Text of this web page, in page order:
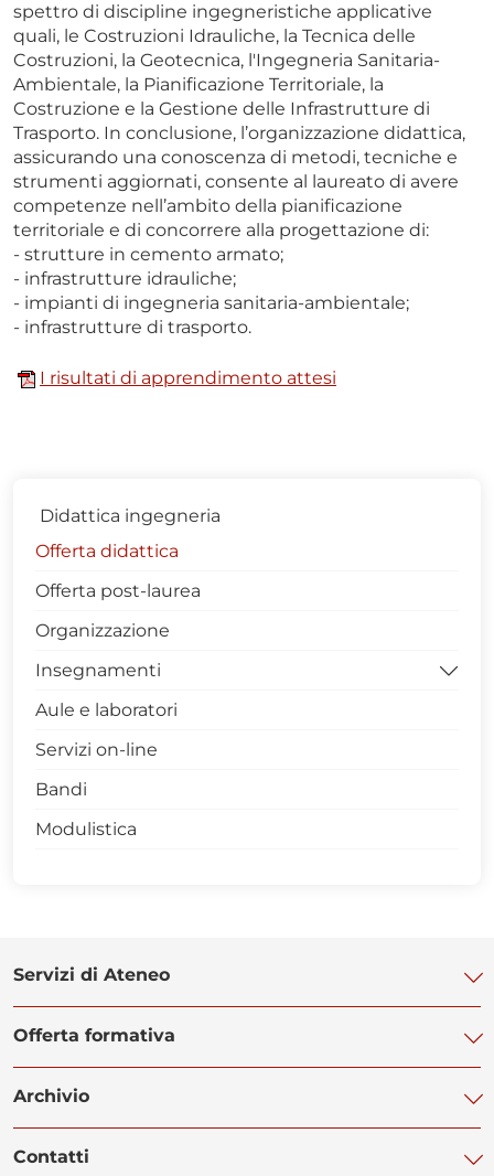
spettro di discipline ingegneristiche applicative
quali, le Costruzioni Idrauliche, la Tecnica delle
Costruzioni, la Geotecnica, l'Ingegneria Sanitaria-
Ambientale, la Pianificazione Territoriale, la
Costruzione e la Gestione delle Infrastrutture di
Trasporto. In conclusione, l’organizzazione didattica,
assicurando una conoscenza di metodi, tecniche e
strumenti aggiornati, consente al laureato di avere
competenze nell’ambito della pianificazione
territoriale e di concorrere alla progettazione di:
- strutture in cemento armato;
- infrastrutture idrauliche;
- impianti di ingegneria sanitaria-ambientale;
- infrastrutture di trasporto.
I risultati di apprendimento attesi
Didattica ingegneria
Offerta didattica
Offerta post-laurea
Organizzazione
Insegnamenti
Archivio
Aule e laboratori
Servizi on-line
Bandi
Modulistica
Servizi di Ateneo
Biblioteca di Ateneo
Centro Linguistico di Ateneo
Centro Servizi Informatici
Offerta formativa
Corsi di laurea
Corsi di laurea magistrale
Archivio
Manifesti degli studi
Contatti